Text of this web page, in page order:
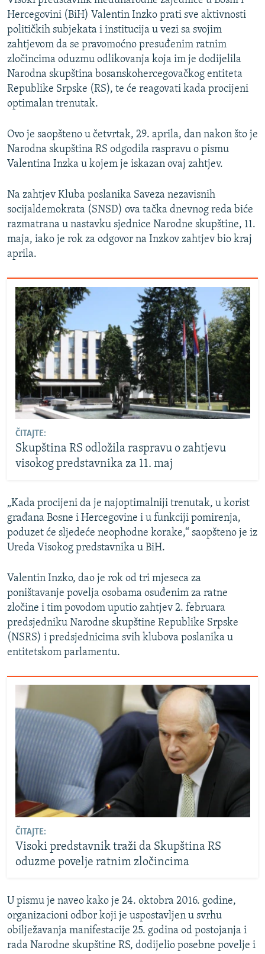
MOJA EVROPA
TRI DECENIJE OD RATA U BIH
SVE KARTE DEJTONA
NASTANAK I RASPAD JUGOSLAVIJE
Hercegovini (BiH) Valentin Inzko prati sve aktivnosti
političkih subjekata i institucija u vezi sa svojim
zahtjevom da se pravomoćno presuđenim ratnim
zločincima oduzmu odlikovanja koja im je dodijelila
Narodna skupština bosanskohercegovačkog entiteta
Republike Srpske (RS), te će reagovati kada procijeni
optimalan trenutak.
Ovo je saopšteno u četvrtak, 29. aprila, dan nakon što je
Narodna skupština RS odgodila raspravu o pismu
Valentina Inzka u kojem je iskazan ovaj zahtjev.
Na zahtjev Kluba poslanika Saveza nezavisnih
socijaldemokrata (SNSD) ova tačka dnevnog reda biće
razmatrana u nastavku sjednice Narodne skupštine, 11.
maja, iako je rok za odgovor na Inzkov zahtjev bio kraj
aprila.
ČITAJTE:
Skupština RS odložila raspravu o zahtjevu
visokog predstavnika za 11. maj
„Kada procijeni da je najoptimalniji trenutak, u korist
građana Bosne i Hercegovine i u funkciji pomirenja,
poduzet će sljedeće neophodne korake,“ saopšteno je iz
Ureda Visokog predstavnika u BiH.
Valentin Inzko, dao je rok od tri mjeseca za
poništavanje povelja osobama osuđenim za ratne
zločine i tim povodom uputio zahtjev 2. februara
predsjedniku Narodne skupštine Republike Srpske
(NSRS) i predsjednicima svih klubova poslanika u
entitetskom parlamentu.
ČITAJTE:
Visoki predstavnik traži da Skupština RS
oduzme povelje ratnim zločincima
U pismu je naveo kako je 24. oktobra 2016. godine,
organizacioni odbor koji je uspostavljen u svrhu
obilježavanja manifestacije 25. godina od postojanja i
rada Narodne skupštine RS, dodijelio posebne povelje i